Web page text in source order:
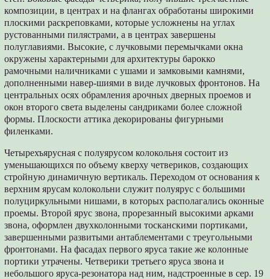
композиции, в центрах и на флангах обработаны широкими
плоскими раскреповками, которые усложнены на углах
рустованными пилястрами, а в центрах завершены
полуглавиями. Высокие, с лучковыми перемычками окна
окружены характерными для архитектуры барокко
рамочными наличниками с ушами и замковыми камнями,
дополненными навер-шиями в виде лучковых фронтонов. На
центральных осях обрамления арочных дверных проемов и
окон второго света выделены сандриками более сложной
формы. Плоскости аттика декорированы фигурными
филенками.
Четырехъярусная с полуярусом колокольня состоит из
уменьшающихся по объему кверху четвериков, создающих
стройную динамичную вертикаль. Переходом от основания к
верхним ярусам колокольни служит полуярус с большими
полуциркульными нишами, в которых располагались оконные
проемы. Второй ярус звона, прорезанный высокими арками
звона, оформлен двухколонными тосканскими портиками,
завершенными развитыми антаблементами с треугольными
фронтонами. На фасадах первого яруса такие же колонные
портики утрачены. Четверики третьего яруса звона и
небольшого яруса-резонатора над ним, надстроенные в сер. 19